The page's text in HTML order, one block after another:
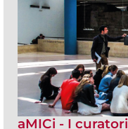
aMICi - I